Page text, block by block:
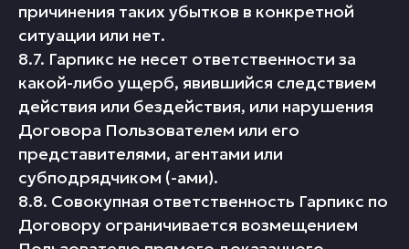
причинения таких убытков в конкретной
ситуации или нет.
8.7. Гарпикс не несет ответственности за
какой-либо ущерб, явившийся следствием
действия или бездействия, или нарушения
Договора Пользователем или его
представителями, агентами или
субподрядчиком (-ами).
8.8. Совокупная ответственность Гарпикс по
Договору ограничивается возмещением